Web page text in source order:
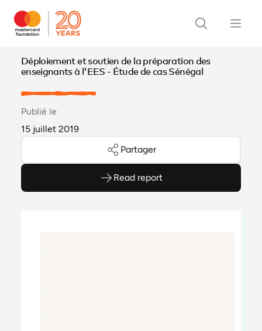
Déploiement et soutien de la préparation des
enseignants à l'EES - Étude de cas Sénégal
Publié le
15 juillet 2019
Partager
Read report
(ouvre en PDF)
(ouvre dans un nouvel onglet)